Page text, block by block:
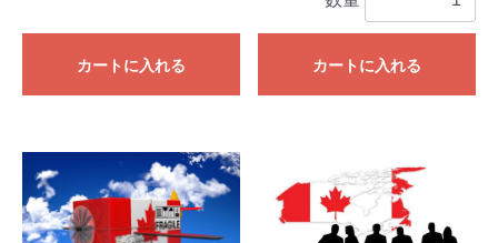
カートに入れる カートに入れる